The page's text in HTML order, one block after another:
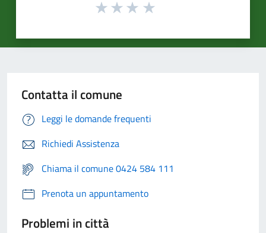
Contatta il comune
Leggi le domande frequenti
Richiedi Assistenza
Chiama il comune 0424 584 111
Prenota un appuntamento
Problemi in città